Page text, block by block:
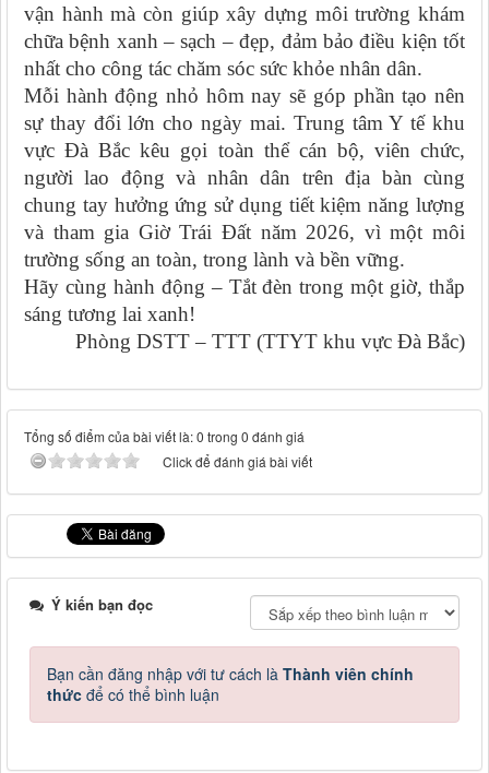
vận hành mà còn giúp xây dựng môi trường khám
chữa bệnh xanh – sạch – đẹp, đảm bảo điều kiện tốt
nhất cho công tác chăm sóc sức khỏe nhân dân.
Mỗi hành động nhỏ hôm nay sẽ góp phần tạo nên
sự thay đổi lớn cho ngày mai. Trung tâm Y tế khu
vực Đà Bắc kêu gọi toàn thể cán bộ, viên chức,
người lao động và nhân dân trên địa bàn cùng
chung tay hưởng ứng sử dụng tiết kiệm năng lượng
và tham gia Giờ Trái Đất năm 2026, vì một môi
trường sống an toàn, trong lành và bền vững.
Hãy cùng hành động – Tắt đèn trong một giờ, thắp
sáng tương lai xanh!
Phòng DSTT – TTT (TTYT khu vực Đà Bắc)
Tổng số điểm của bài viết là: 0 trong 0 đánh giá
Click để đánh giá bài viết
Ý kiến bạn đọc
Bạn cần đăng nhập với tư cách là Thành viên chính
thức để có thể bình luận